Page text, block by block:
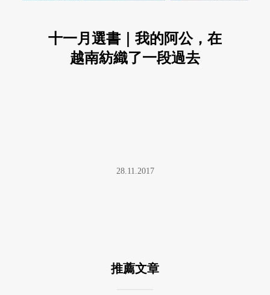
十一月選書｜我的阿公，在
越南紡織了一段過去
28.11.2017
推薦文章